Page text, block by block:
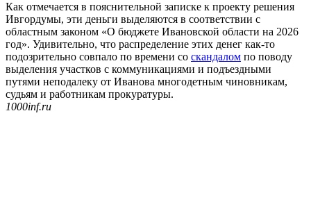
Как отмечается в пояснительной записке к проекту решения
Ивгордумы, эти деньги выделяются в соответствии с
областным законом «О бюджете Ивановской области на 2026
год». Удивительно, что распределение этих денег как-то
подозрительно совпало по времени со скандалом по поводу
выделения участков с коммуникациями и подъездными
путями неподалеку от Иванова многодетным чиновникам,
судьям и работникам прокуратуры.
1000inf.ru